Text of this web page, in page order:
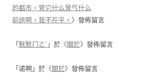
的都市。管它什么景气什么
前途啊，我不在乎。 〉發佈留言
「 默默ㄇㄛˋ 」於〈 關於〉發佈留言
「 诺啊 」於〈 關於〉發佈留言